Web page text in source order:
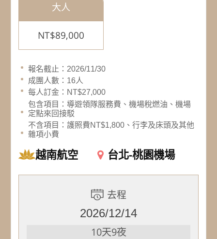
大人
NT$89,000
報名截止：2026/11/30
成團人數：16人
每人訂金：NT$27,000
包含項目：導遊領隊服務費、機場稅燃油、機場
定點來回接駁
不含項目：護照費NT$1,800、行李及床頭及其他
雜項小費
越南航空 台北-桃園機場
去程
2026/12/14
10天9夜